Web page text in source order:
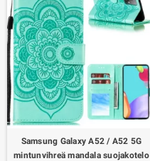
Samsung Galaxy A52 / A52 5G
mintunvihreä mandala suojakotelo